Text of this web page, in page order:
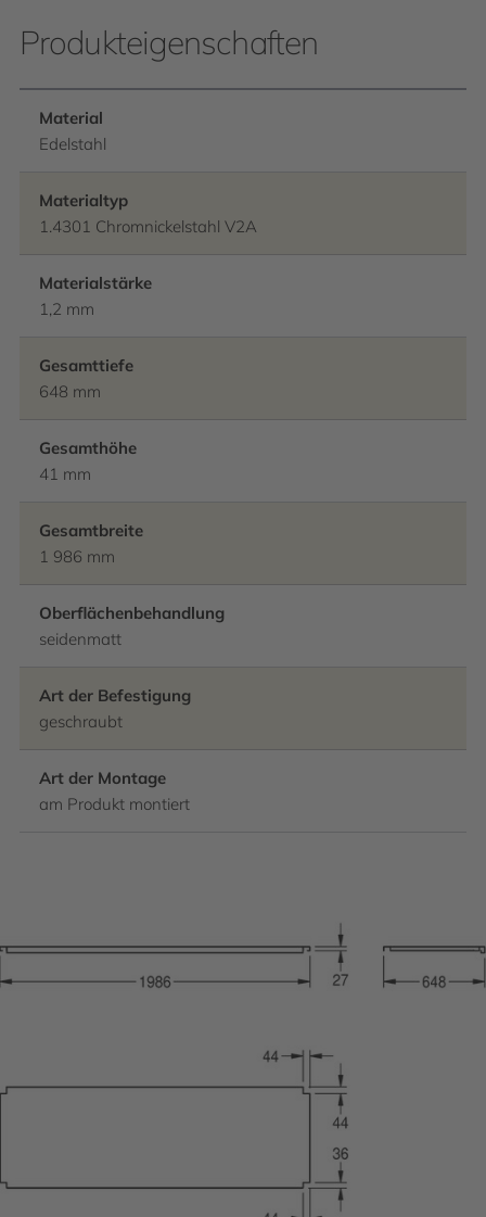
Produkteigenschaften
Material
Edelstahl
Materialtyp
1.4301 Chromnickelstahl V2A
Materialstärke
1,2 mm
Gesamttiefe
648 mm
Gesamthöhe
41 mm
Gesamtbreite
1 986 mm
Oberflächenbehandlung
seidenmatt
Art der Befestigung
geschraubt
Art der Montage
am Produkt montiert